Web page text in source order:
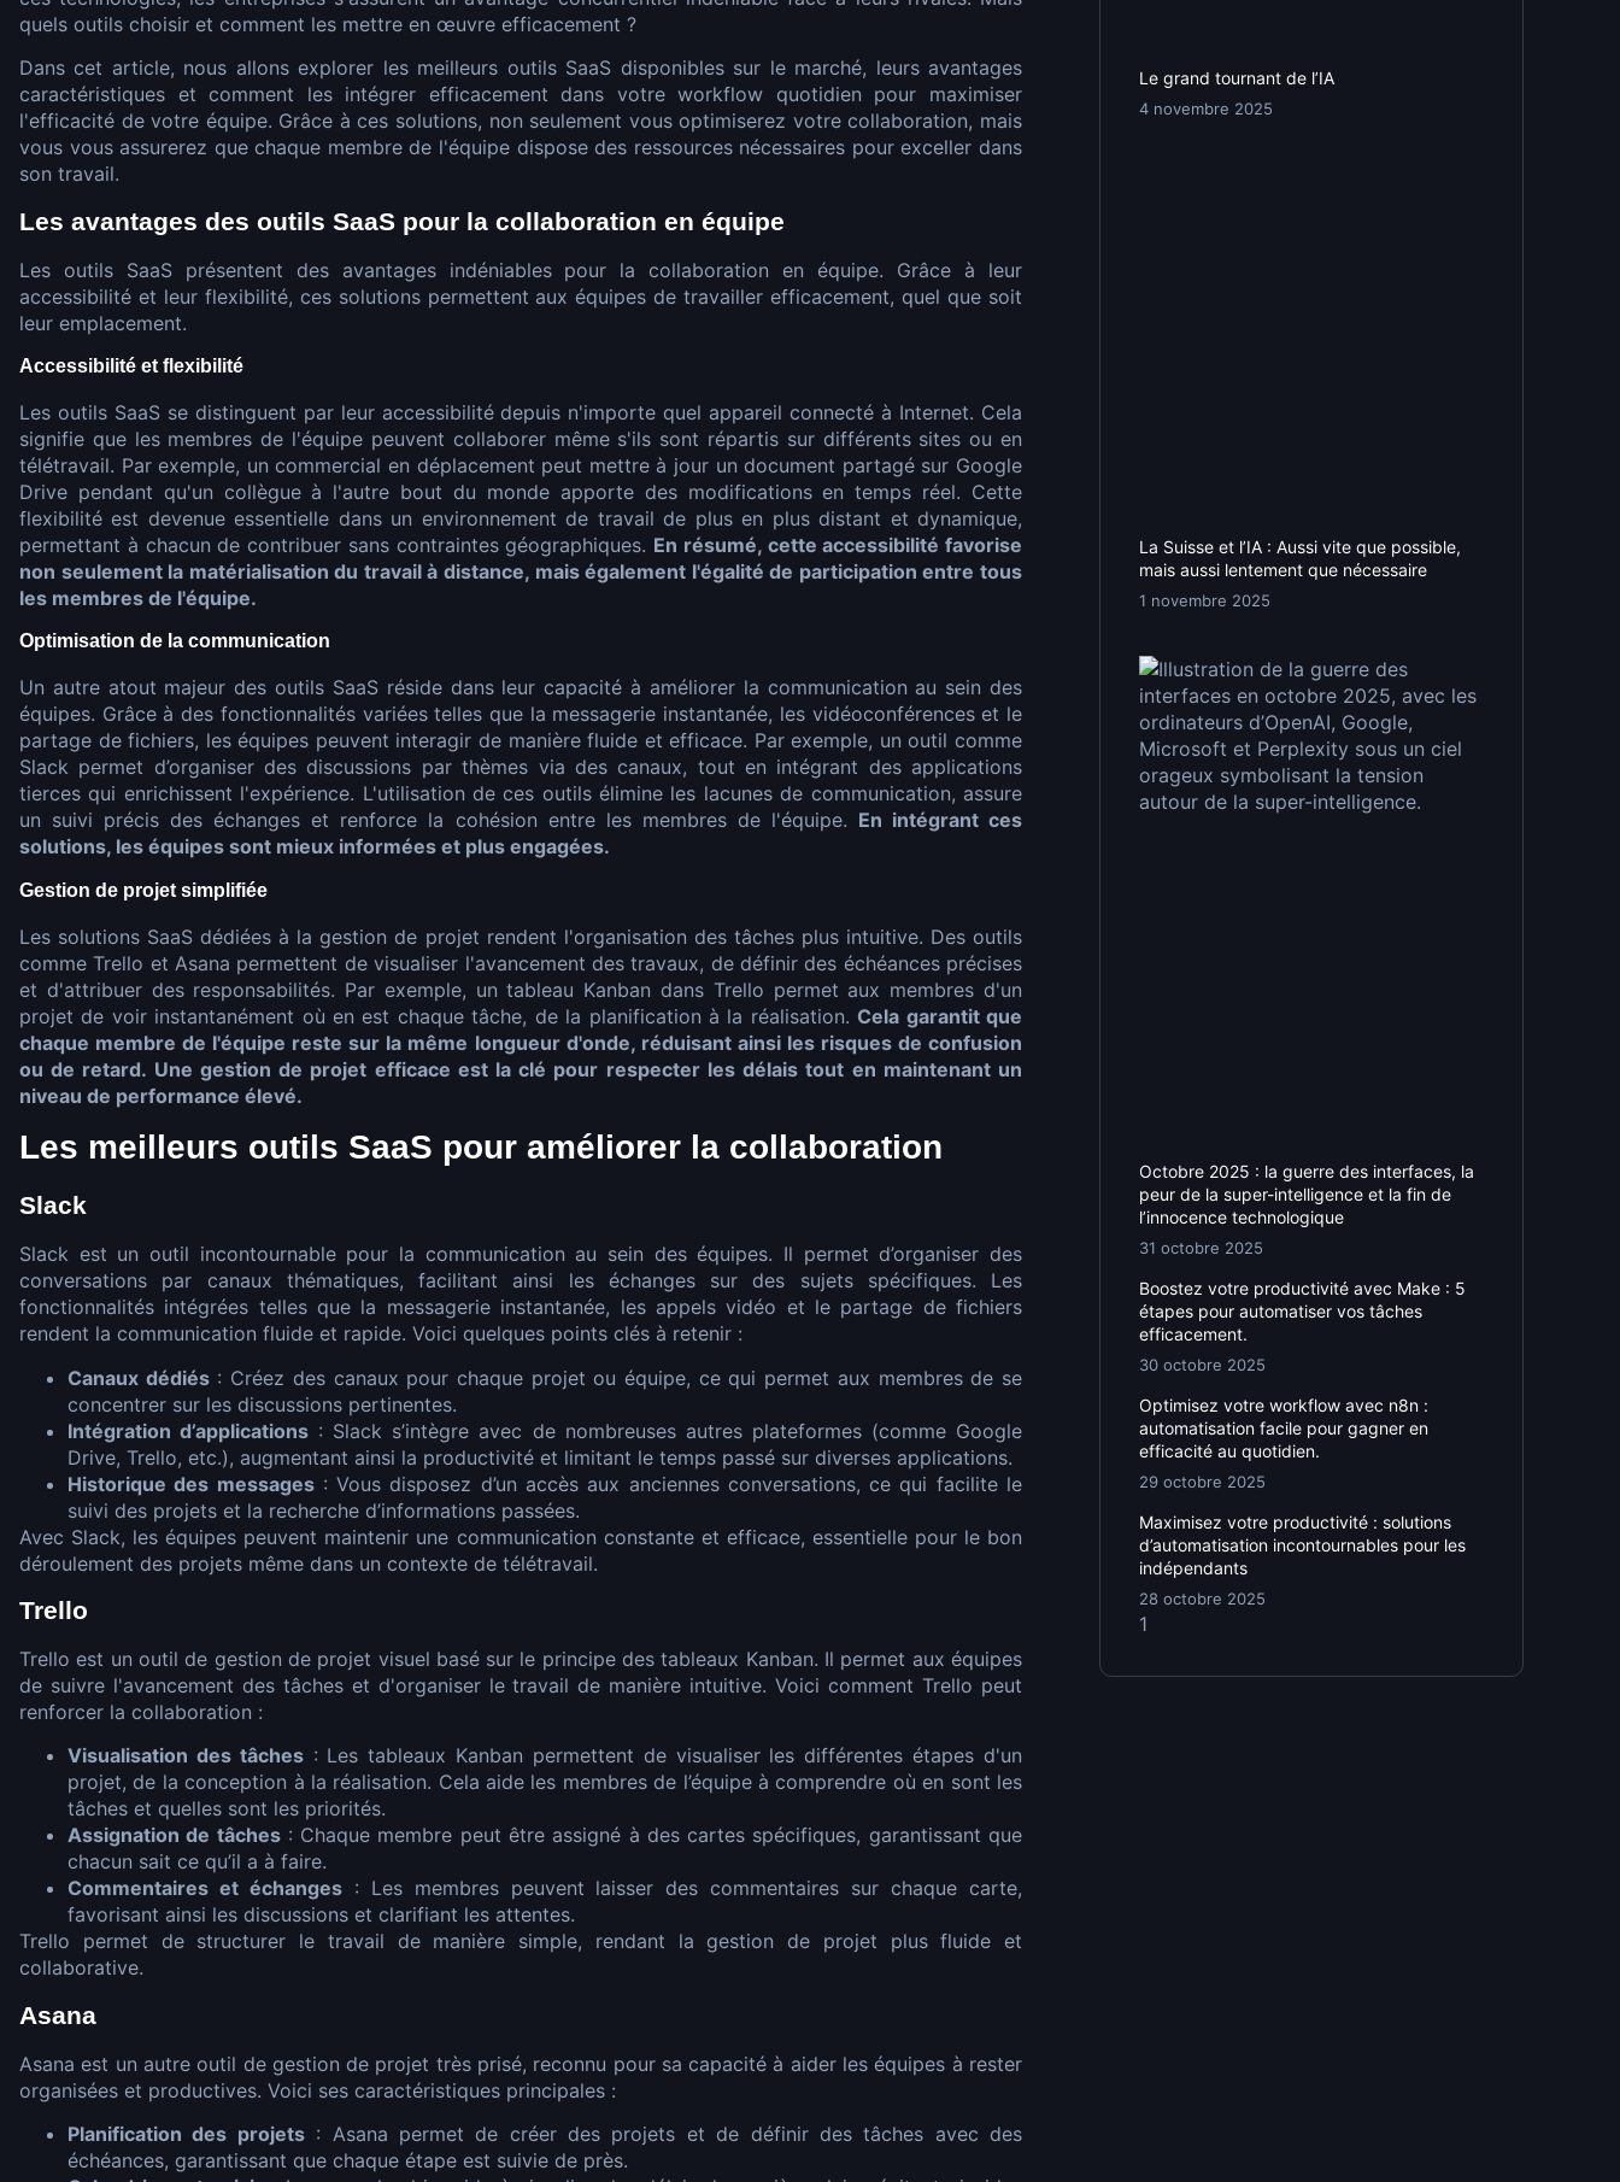
quels outils choisir et comment les mettre en œuvre efficacement ?
Dans cet article, nous allons explorer les meilleurs outils SaaS disponibles sur le marché, leurs avantages
caractéristiques et comment les intégrer efficacement dans votre workflow quotidien pour maximiser
l'efficacité de votre équipe. Grâce à ces solutions, non seulement vous optimiserez votre collaboration, mais
vous vous assurerez que chaque membre de l'équipe dispose des ressources nécessaires pour exceller dans
son travail.
Les avantages des outils SaaS pour la collaboration en équipe
Les outils SaaS présentent des avantages indéniables pour la collaboration en équipe. Grâce à leur
accessibilité et leur flexibilité, ces solutions permettent aux équipes de travailler efficacement, quel que soit
leur emplacement.
Accessibilité et flexibilité
Les outils SaaS se distinguent par leur accessibilité depuis n'importe quel appareil connecté à Internet. Cela
signifie que les membres de l'équipe peuvent collaborer même s'ils sont répartis sur différents sites ou en
télétravail. Par exemple, un commercial en déplacement peut mettre à jour un document partagé sur Google
Drive pendant qu'un collègue à l'autre bout du monde apporte des modifications en temps réel. Cette
flexibilité est devenue essentielle dans un environnement de travail de plus en plus distant et dynamique,
permettant à chacun de contribuer sans contraintes géographiques. En résumé, cette accessibilité favorise
non seulement la matérialisation du travail à distance, mais également l'égalité de participation entre tous
les membres de l'équipe.
Optimisation de la communication
Un autre atout majeur des outils SaaS réside dans leur capacité à améliorer la communication au sein des
équipes. Grâce à des fonctionnalités variées telles que la messagerie instantanée, les vidéoconférences et le
partage de fichiers, les équipes peuvent interagir de manière fluide et efficace. Par exemple, un outil comme
Slack permet d’organiser des discussions par thèmes via des canaux, tout en intégrant des applications
tierces qui enrichissent l'expérience. L'utilisation de ces outils élimine les lacunes de communication, assure
un suivi précis des échanges et renforce la cohésion entre les membres de l'équipe. En intégrant ces
solutions, les équipes sont mieux informées et plus engagées.
Gestion de projet simplifiée
Les solutions SaaS dédiées à la gestion de projet rendent l'organisation des tâches plus intuitive. Des outils
comme Trello et Asana permettent de visualiser l'avancement des travaux, de définir des échéances précises
et d'attribuer des responsabilités. Par exemple, un tableau Kanban dans Trello permet aux membres d'un
projet de voir instantanément où en est chaque tâche, de la planification à la réalisation. Cela garantit que
chaque membre de l'équipe reste sur la même longueur d'onde, réduisant ainsi les risques de confusion
ou de retard. Une gestion de projet efficace est la clé pour respecter les délais tout en maintenant un
niveau de performance élevé.
Les meilleurs outils SaaS pour améliorer la collaboration
Slack
Slack est un outil incontournable pour la communication au sein des équipes. Il permet d’organiser des
conversations par canaux thématiques, facilitant ainsi les échanges sur des sujets spécifiques. Les
fonctionnalités intégrées telles que la messagerie instantanée, les appels vidéo et le partage de fichiers
rendent la communication fluide et rapide. Voici quelques points clés à retenir :
Canaux dédiés: Créez des canaux pour chaque projet ou équipe, ce qui permet aux membres de se
concentrer sur les discussions pertinentes.
Intégration d’applications : Slack s’intègre avec de nombreuses autres plateformes (comme Google
Drive, Trello, etc.), augmentant ainsi la productivité et limitant le temps passé sur diverses applications.
Historique des messages: Vous disposez d’un accès aux anciennes conversations, ce qui facilite le
suivi des projets et la recherche d’informations passées.
Avec Slack, les équipes peuvent maintenir une communication constante et efficace, essentielle pour le bon
déroulement des projets même dans un contexte de télétravail.
Trello
Trello est un outil de gestion de projet visuel basé sur le principe des tableaux Kanban. Il permet aux équipes
de suivre l'avancement des tâches et d'organiser le travail de manière intuitive. Voici comment Trello peut
renforcer la collaboration :
Visualisation des tâches: Les tableaux Kanban permettent de visualiser les différentes étapes d'un
projet, de la conception à la réalisation. Cela aide les membres de l’équipe à comprendre où en sont les
tâches et quelles sont les priorités.
Assignation de tâches: Chaque membre peut être assigné à des cartes spécifiques, garantissant que
chacun sait ce qu’il a à faire.
Commentaires et échanges: Les membres peuvent laisser des commentaires sur chaque carte,
favorisant ainsi les discussions et clarifiant les attentes.
Trello permet de structurer le travail de manière simple, rendant la gestion de projet plus fluide et
collaborative.
Asana
Asana est un autre outil de gestion de projet très prisé, reconnu pour sa capacité à aider les équipes à rester
organisées et productives. Voici ses caractéristiques principales :
Planification des projets: Asana permet de créer des projets et de définir des tâches avec des
échéances, garantissant que chaque étape est suivie de près.
Le grand tournant de l’IA
4 novembre 2025
La Suisse et l’IA : Aussi vite que possible,
mais aussi lentement que nécessaire
1 novembre 2025
Octobre 2025 : la guerre des interfaces, la
peur de la super-intelligence et la fin de
l’innocence technologique
31 octobre 2025
Boostez votre productivité avec Make : 5
étapes pour automatiser vos tâches
efficacement.
30 octobre 2025
Optimisez votre workflow avec n8n :
automatisation facile pour gagner en
efficacité au quotidien.
29 octobre 2025
Maximisez votre productivité : solutions
d’automatisation incontournables pour les
indépendants
28 octobre 2025